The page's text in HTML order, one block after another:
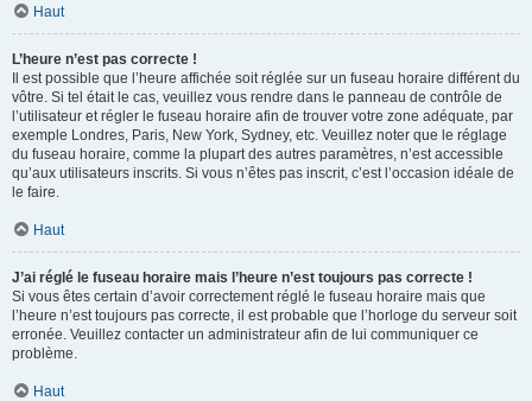
Haut
L’heure n’est pas correcte !
Il est possible que l’heure affichée soit réglée sur un fuseau horaire différent du
vôtre. Si tel était le cas, veuillez vous rendre dans le panneau de contrôle de
l’utilisateur et régler le fuseau horaire afin de trouver votre zone adéquate, par
exemple Londres, Paris, New York, Sydney, etc. Veuillez noter que le réglage
du fuseau horaire, comme la plupart des autres paramètres, n’est accessible
qu’aux utilisateurs inscrits. Si vous n’êtes pas inscrit, c’est l’occasion idéale de
le faire.
Haut
J’ai réglé le fuseau horaire mais l’heure n’est toujours pas correcte !
Si vous êtes certain d’avoir correctement réglé le fuseau horaire mais que
l’heure n’est toujours pas correcte, il est probable que l’horloge du serveur soit
erronée. Veuillez contacter un administrateur afin de lui communiquer ce
problème.
Haut